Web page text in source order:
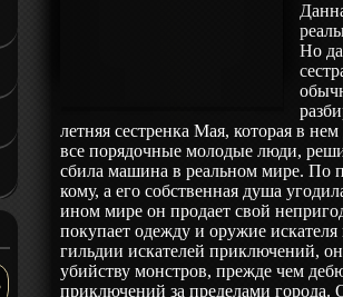
Но
летняя сестренка Мая, которая в
все порядочные молодые люди,
сбила машина в реальном мире. По
кому, а его собственная душа
ином мире он продает свой
покупает одежду и оружие
гильдии искателей приключений,
убийству монстров, прежде чем
приключений за пределами